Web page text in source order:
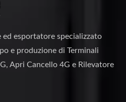
esportatore specializzato
e produzione di Terminali
Apri Cancello 4G e Rilevatore